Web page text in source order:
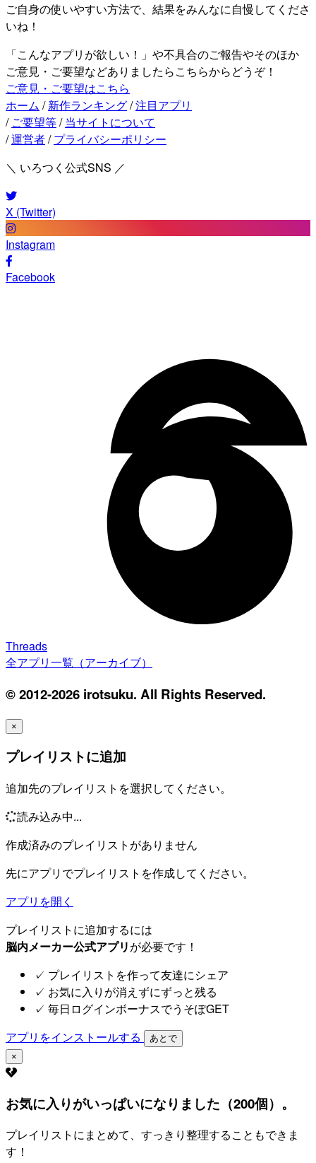
ご自身の使いやすい方法で、結果をみんなに自慢してくださ
いね！
「こんなアプリが欲しい！」や不具合のご報告やそのほか
ご意見・ご要望などありましたらこちらからどうぞ！
ご意見・ご要望はこちら
ホーム / 新作ランキング/注目アプリ
/ ご要望等/ 当サイトについて
/運営者/ プライバシーポリシー
＼ いろつく公式SNS ／
X (Twitter)
Instagram
Facebook
Threads
全アプリ一覧（アーカイブ）
© 2012-2026 irotsuku. All Rights Reserved.
×
プレイリストに追加
追加先のプレイリストを選択してください。
読み込み中...
作成済みのプレイリストがありません
先にアプリでプレイリストを作成してください。
アプリを開く
プレイリストに追加するには
脳内メーカー公式アプリが必要です！
✓ プレイリストを作って友達にシェア
✓ お気に入りが消えずにずっと残る
✓ 毎日ログインボーナスでうそぽGET
アプリをインストールする
あとで
×
お気に入りがいっぱいになりました（200個）。
プレイリストにまとめて、すっきり整理することもできま
す！